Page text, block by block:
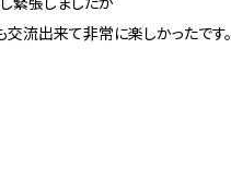
流出来て非常に楽しかったです。